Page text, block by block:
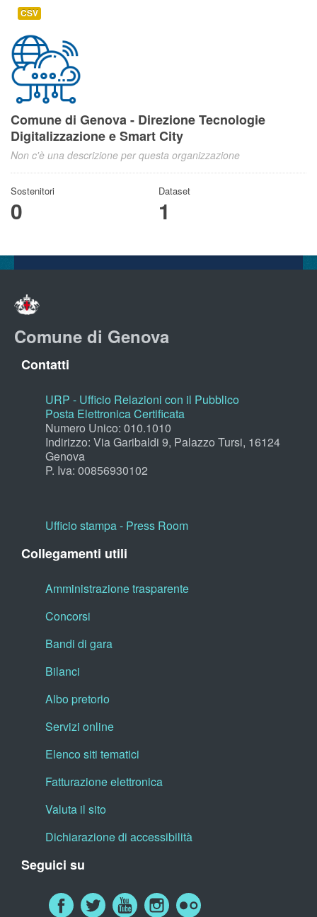
CSV
Comune di Genova - Direzione Tecnologie
Digitalizzazione e Smart City
Non c'è una descrizione per questa organizzazione
Sostenitori
0
Dataset
1
Comune di Genova
Contatti
URP - Ufficio Relazioni con il Pubblico
Posta Elettronica Certificata
Numero Unico: 010.1010
Indirizzo: Via Garibaldi 9, Palazzo Tursi, 16124
Genova
P. Iva: 00856930102
Ufficio stampa - Press Room
Collegamenti utili
Amministrazione trasparente
Concorsi
Bandi di gara
Bilanci
Albo pretorio
Servizi online
Elenco siti tematici
Fatturazione elettronica
Valuta il sito
Dichiarazione di accessibilità
Seguici su